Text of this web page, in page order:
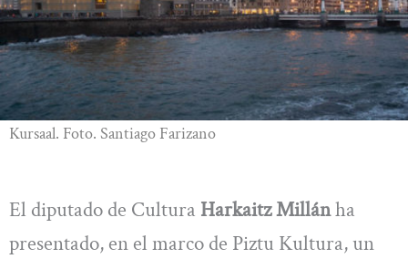
Kursaal. Foto. Santiago Farizano
El diputado de Cultura Harkaitz Millánha
presentado, en el marco de Piztu Kultura, un